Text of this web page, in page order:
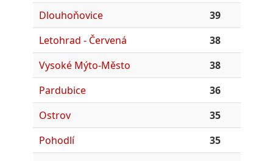
Dlouhoňovice
39
Letohrad - Červená
38
Vysoké Mýto-Město
38
Pardubice
36
Ostrov
35
Pohodlí
35